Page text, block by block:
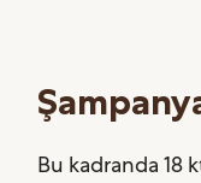
Bu kadranda 18